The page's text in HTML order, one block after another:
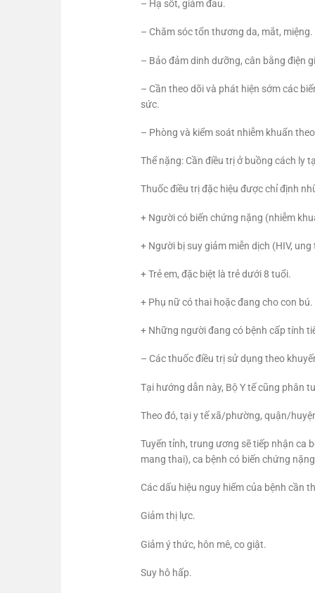
– Hạ sốt, giảm đau.
– Chăm sóc tổn thương da, mắt, miệng.
– Bảo đảm dinh dưỡng, cân bằng điện
– Cần theo dõi và phát hiện sớm các
sức.
– Phòng và kiểm soát nhiễm khuẩn
Thể nặng: Cần điều trị ở buồng cách ly
Thuốc điều trị đặc hiệu được chỉ định
+ Người có biến chứng nặng (nhiễm
+ Người bị suy giảm miễn dịch (HIV,
+ Trẻ em, đặc biệt là trẻ dưới 8 tuổi.
+ Phụ nữ có thai hoặc đang cho con bú.
+ Những người đang có bệnh cấp tính
– Các thuốc điều trị sử dụng theo
Tại hướng dẫn này, Bộ Y tế cũng phân
Theo đó, tại y tế xã/phường, quận/
Tuyến tỉnh, trung ương sẽ tiếp nhận ca
mang thai), ca bệnh có biến chứng
Các dấu hiệu nguy hiểm của bệnh cần
Giảm thị lực.
Giảm ý thức, hôn mê, co giật.
Suy hô hấp.